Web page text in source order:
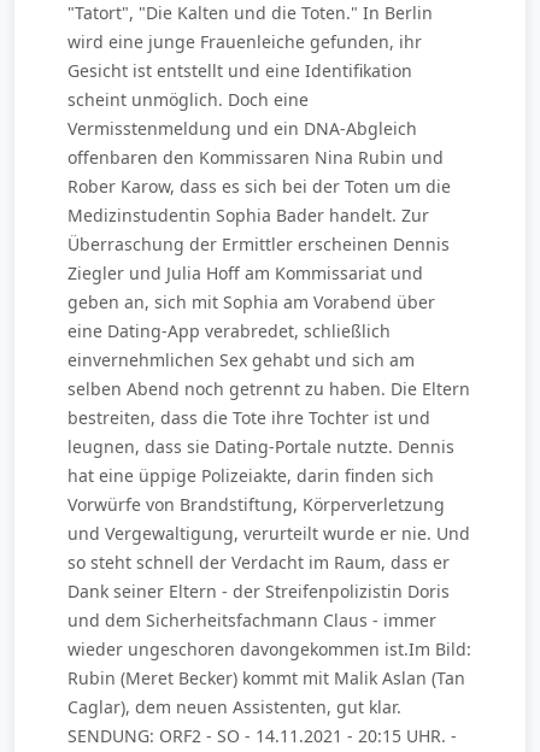
"Tatort", "Die Kalten und die Toten." In Berlin
wird eine junge Frauenleiche gefunden, ihr
Gesicht ist entstellt und eine Identifikation
scheint unmöglich. Doch eine
Vermisstenmeldung und ein DNA-Abgleich
offenbaren den Kommissaren Nina Rubin und
Rober Karow, dass es sich bei der Toten um die
Medizinstudentin Sophia Bader handelt. Zur
Überraschung der Ermittler erscheinen Dennis
Ziegler und Julia Hoff am Kommissariat und
geben an, sich mit Sophia am Vorabend über
eine Dating-App verabredet, schließlich
einvernehmlichen Sex gehabt und sich am
selben Abend noch getrennt zu haben. Die Eltern
bestreiten, dass die Tote ihre Tochter ist und
leugnen, dass sie Dating-Portale nutzte. Dennis
hat eine üppige Polizeiakte, darin finden sich
Vorwürfe von Brandstiftung, Körperverletzung
und Vergewaltigung, verurteilt wurde er nie. Und
so steht schnell der Verdacht im Raum, dass er
Dank seiner Eltern - der Streifenpolizistin Doris
und dem Sicherheitsfachmann Claus - immer
wieder ungeschoren davongekommen ist.Im Bild:
Rubin (Meret Becker) kommt mit Malik Aslan (Tan
Caglar), dem neuen Assistenten, gut klar.
SENDUNG: ORF2 - SO - 14.11.2021 - 20:15 UHR. -